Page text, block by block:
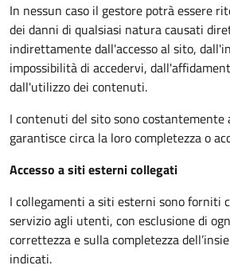
In nessun caso il gestore potrà essere
dei danni di qualsiasi natura causati
indirettamente dall'accesso al sito,
impossibilità di accedervi,
dall'utilizzo dei contenuti.
I contenuti del sito sono costantemente
garantisce circa la loro completezza o
Accesso a siti esterni collegati
I collegamenti a siti esterni sono forniti
servizio agli utenti, con esclusione di
correttezza e sulla completezza
indicati.